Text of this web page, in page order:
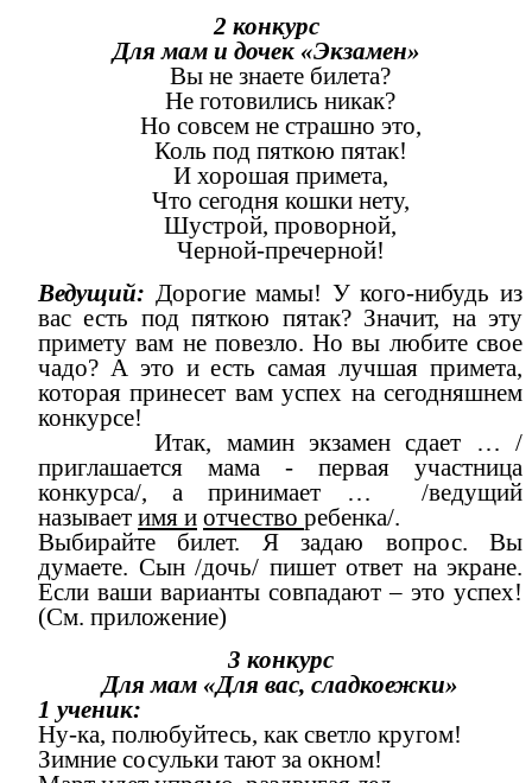
2 конкурс
Для мам и дочек «Экзамен»
Вы не знаете билета?
Не готовились никак?
Но совсем не страшно это,
Коль под пяткою пятак!
И хорошая примета,
Что сегодня кошки нету,
Шустрой, проворной,
Черной-пречерной!
Ведущий: Дорогие мамы! У кого-нибудь из
вас есть под пяткою пятак? Значит, на эту
примету вам не повезло. Но вы любите свое
чадо? А это и есть самая лучшая примета,
которая принесет вам успех на сегодняшнем
конкурсе!
Итак, мамин экзамен сдает … /
приглашается мама - первая участница
конкурса/, а принимает … /ведущий
называет имя и отчество ребенка/.
Выбирайте билет. Я задаю вопрос. Вы
думаете. Сын /дочь/ пишет ответ на экране.
Если ваши варианты совпадают – это успех!
(См. приложение)
3 конкурс
Для мам «Для вас, сладкоежки»
1 ученик:
Ну-ка, полюбуйтесь, как светло кругом!
Зимние сосульки тают за окном!